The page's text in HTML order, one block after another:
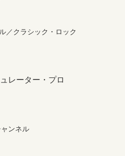
／クラシック・ロック
レーター・プロ
ンネル